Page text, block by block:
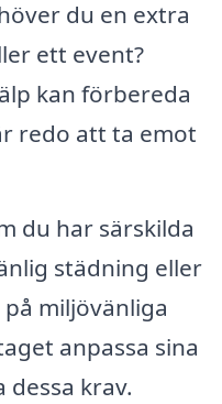
du en extra
ett event?
kan förbereda
redo att ta emot
du har särskilda
städning eller
miljövänliga
anpassa sina
krav.